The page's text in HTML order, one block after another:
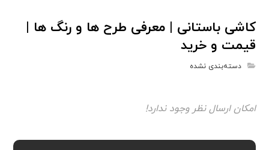
کاشی باستانی | معرفی طرح ها و رنگ ها |
قیمت و خرید
دسته‌بندی نشده
امکان ارسال نظر وجود ندارد!